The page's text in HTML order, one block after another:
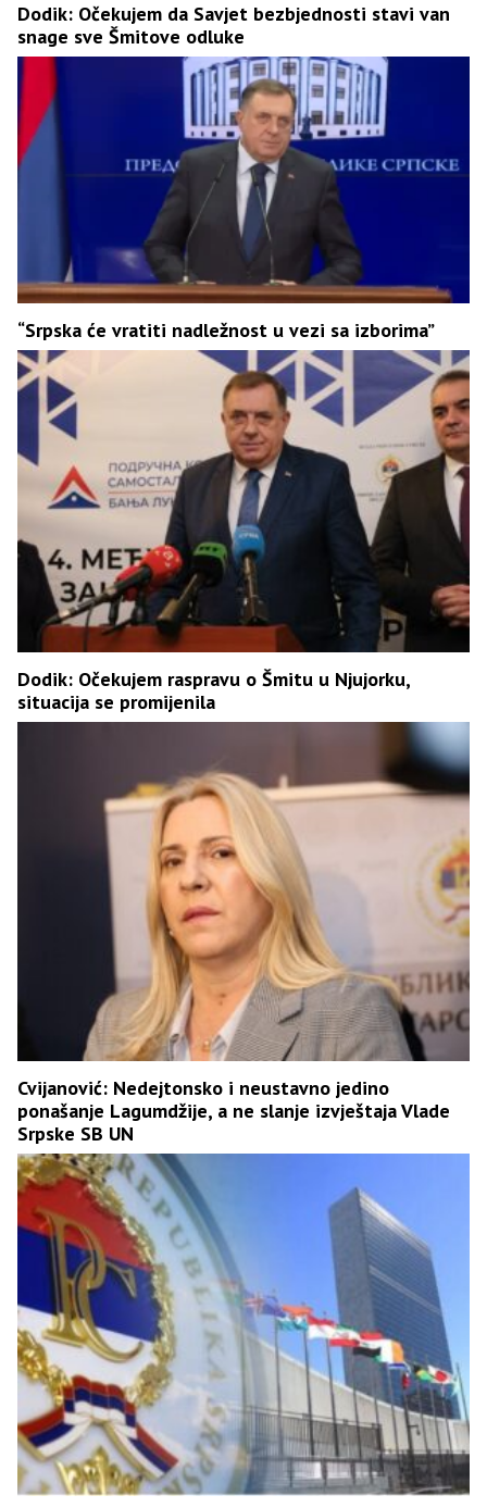
Dodik: Očekujem da Savjet bezbjednosti stavi van
snage sve Šmitove odluke
“Srpska će vratiti nadležnost u vezi sa izborima”
Dodik: Očekujem raspravu o Šmitu u Njujorku,
situacija se promijenila
Cvijanović: Nedejtonsko i neustavno jedino
ponašanje Lagumdžije, a ne slanje izvještaja Vlade
Srpske SB UN